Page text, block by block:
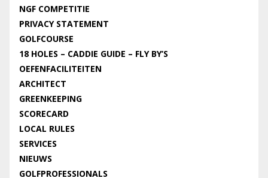
NGF COMPETITIE
PRIVACY STATEMENT
GOLFCOURSE
18 HOLES – CADDIE GUIDE – FLY BY’S
OEFENFACILITEITEN
ARCHITECT
GREENKEEPING
SCORECARD
LOCAL RULES
SERVICES
NIEUWS
GOLFPROFESSIONALS